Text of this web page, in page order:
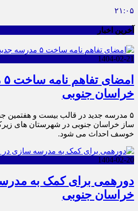
۲۱:۰۵
آخرین اخبار
1404-02-21
خراسان جنوبی
۵ مدرسه جدید در قالب بیست و هفتمین
ساز خراسان جنوبی در شهرستان های
خوسف احداث می شود.
1404-02-20
دورهمی برای کمک به
خراسان جنوبی